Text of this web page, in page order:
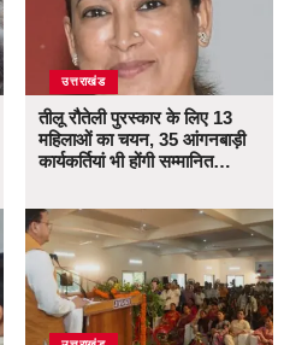
उत्तराखंड
तीलू रौतेली पुरस्कार के लिए 13
महिलाओं का चयन, 35 आंगनबाड़ी
कार्यकर्तियां भी होंगी सम्मानित…